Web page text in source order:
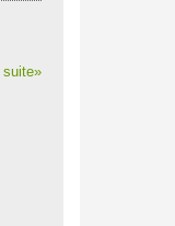
suite»